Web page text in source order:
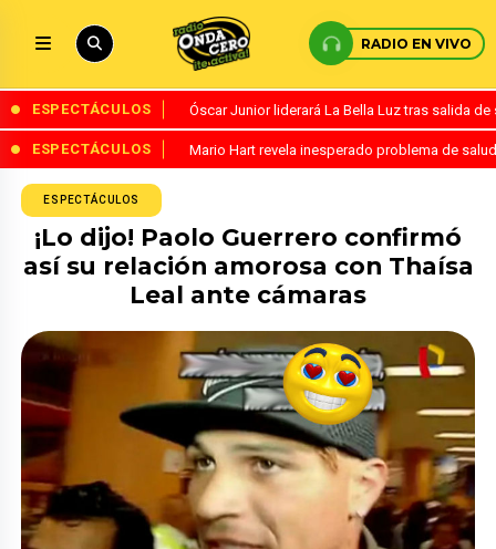
RADIO EN VIVO
ESPECTÁCULOS Óscar Junior liderará La Bella Luz tras salida
ESPECTÁCULOS Mario Hart revela inesperado problema de
ESPECTÁCULOS
¡Lo dijo! Paolo Guerrero confirmó
así su relación amorosa con Thaísa
Leal ante cámaras